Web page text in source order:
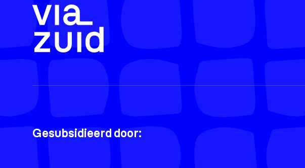
Gesubsidieerd door: